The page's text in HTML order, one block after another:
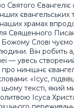
Святого
євангельських
храмах
Священного
Слові
Він робить
— увесь
нинішнє
«Ісус,
тексті, який
Ісуса